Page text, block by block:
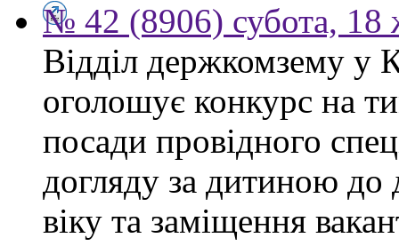
№ 42 (8906) субота, 18
Відділ держкомзему у
оголошує конкурс на
посади провідного
догляду за дитиною до
віку та заміщення